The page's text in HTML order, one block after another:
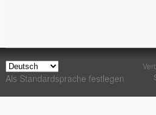
Als Standardsprache festlegen